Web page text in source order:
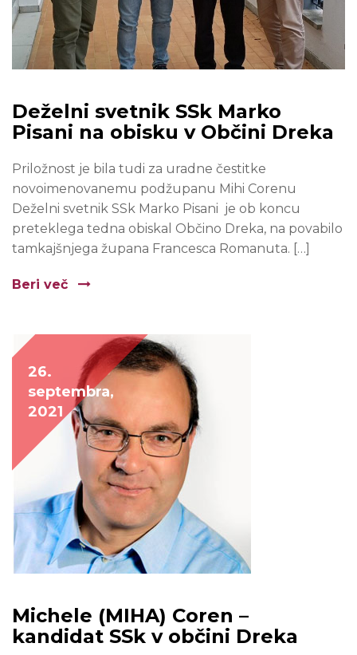
Deželni svetnik SSk Marko
Pisani na obisku v Občini Dreka
Priložnost je bila tudi za uradne čestitke
novoimenovanemu podžupanu Mihi Corenu
Deželni svetnik SSk Marko Pisani je ob koncu
preteklega tedna obiskal Občino Dreka, na povabilo
tamkajšnjega župana Francesca Romanuta. […]
Beri več
26.
septembra,
2021
Michele (MIHA) Coren –
kandidat SSk v občini Dreka